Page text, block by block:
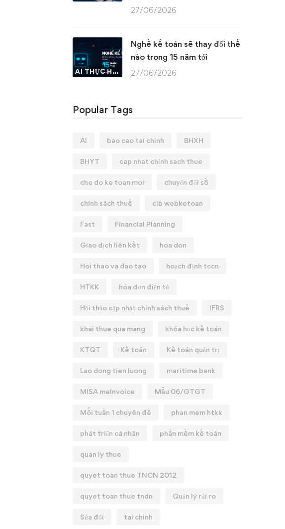
27/06/2026
AI THỰC HÀNH
Nghề kế toán sẽ thay đổi thế
nào trong 15 năm tới
27/06/2026
Popular Tags
AI bao cao tai chinh BHXH
BHYT cap nhat chinh sach thue
che do ke toan moi chuyển đổi số
chính sách thuế clb webketoan
Fast Financial Planning
Giao dịch liên kết hoa don
Hoi thao va dao tao hoạch định tccn
HTKK hóa đơn điện tử
Hội thảo cập nhật chính sách thuế IFRS
khai thue qua mang khóa học kế toán
KTQT Kế toán Kế toán quản trị
Lao dong tien luong maritime bank
MISA meInvoice Mẫu 06/GTGT
Mỗi tuần 1 chuyên đề phan mem htkk
phát triển cá nhân phần mềm kế toán
quan ly thue
quyet toan thue TNCN 2012
quyet toan thue tndn Quản lý rủi ro
Sửa đổi tai chinh